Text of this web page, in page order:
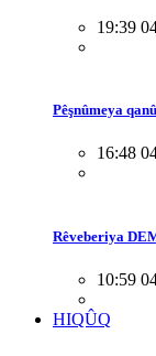
19:39
Pêşnûmeya
16:48
Rêveberiya
10:59
HIQÛQ